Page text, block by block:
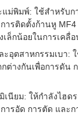
ม่พิมพ์: ใช้สำหรับก
ารติดตั้งก้านหู MF4
เล็กน้อยในการเคลื่
ะอุตสาหกรรมเบา:
ต่างกันเพื่อการดัน
นียม: ให้กำลังไฮด
ารอัด การตัด และ